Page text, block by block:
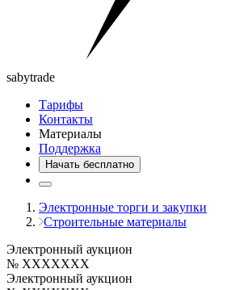
sabytrade
Тарифы
Контакты
Материалы
Поддержка
Начать бесплатно
Электронные торги и закупки
Строительные материалы
Электронный аукцион
№ XXXXXXX
Электронный аукцион